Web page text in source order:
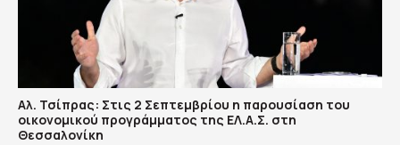
Αλ. Τσίπρας: Στις 2 Σεπτεμβρίου η παρουσίαση του
οικονομικού προγράμματος της ΕΛ.Α.Σ. στη
Θεσσαλονίκη